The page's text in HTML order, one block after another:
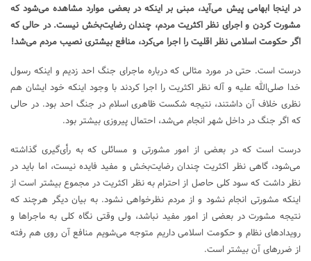
در اینجا ابهامی پیش می‌آید، مبنی بر اینکه در بعضی موارد مشاهده می‌شود که
مشورت کردن و اجرای نظر اکثریت مردم، چندان رضایت‌بخش نیست. در حالی که
اگر حکومت اسلامی نظر اقلیت را اجرا می‌کرد، منافع بیشتری نصیب مردم می‌شد!
درست است. حتی در مورد مثالی که درباره ماجرای جنگ احد زدیم و اینکه رسول
خدا صلی‌الله علیه و آله نظر اکثریت را اجرا کردند با وجود اینکه خود ایشان هم
نظری خلاف آن داشتند، نتیجه شکست ظاهری اسلام در جنگ احد بود. در حالی
که اگر جنگ در داخل شهر انجام می‌شد، احتمال پیروزی بیشتر بود.
درست است که در بعضی از امور مشورتی و مسائلی که به رأی‌گیری گذاشته
می‌شود، گاهی نظر اکثریت چندان رضایت‌بخش و مفید فایده نیست، اما باید در
نظر داشت که سود کلی حاصل از احترام به نظر اکثریت در مجموع بیشتر است از
اینکه مشورتی انجام نشود و از مردم نظرخواهی نشود. به بیان دیگر هرچند که
نتیجه مشورت در بعضی از امور مفید نباشد، ولی وقتی نگاه کلی به ماجراها و
رویدادهای نظام و حکومت اسلامی داریم متوجه می‌شویم منافع آن روی هم رفته
از ضررهای آن بیشتر است.